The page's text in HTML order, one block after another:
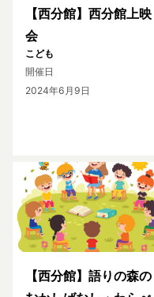
【西分館】西分館上映
会
こども
開催日
2024年6月9日
【西分館】語りの森の